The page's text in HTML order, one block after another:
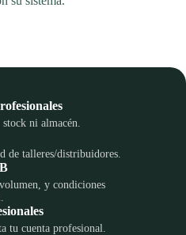
ni almacén.
de talleres/distribuidores.
y condiciones
tu cuenta profesional.